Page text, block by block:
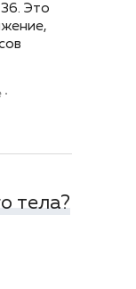
Это
тела?